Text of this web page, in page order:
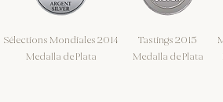
Sélections Mondiales 2014
Medalla de Plata
Tastings 2015
Medalla de Plata